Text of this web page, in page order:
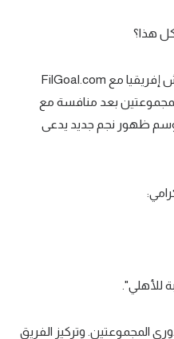
هذا؟
اليوم حلقة جديدة من مذكرات وحش إفريقيا مع FilGoal.com
بعد منافسة مع
ظهور نجم جديد يدعى
للأهلي".
المجموعتين. وتركيز الفريق